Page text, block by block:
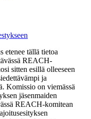
etenee tällä tietoa
REACH-
sitten esillä olleeseen
ja
Komissio on viemässä
jäsenmaiden
REACH-komitean